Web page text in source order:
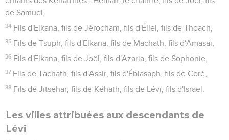
de Samuel,
34 Fils d'Elkana, fils de Jérocham, fils d'Éliel, fils de Thoach,
35 Fils de Tsuph, fils d'Elkana, fils de Machath, fils d'Amasaï,
36 Fils d'Elkana, fils de Joël, fils d'Azaria, fils de Sophonie,
37 Fils de Tachath, fils d'Assir, fils d'Ébiasaph, fils de Coré,
38 Fils de Jitsehar, fils de Kéhath, fils de Lévi, fils d'Israël.
Les villes attribuées aux descendants de
Lévi